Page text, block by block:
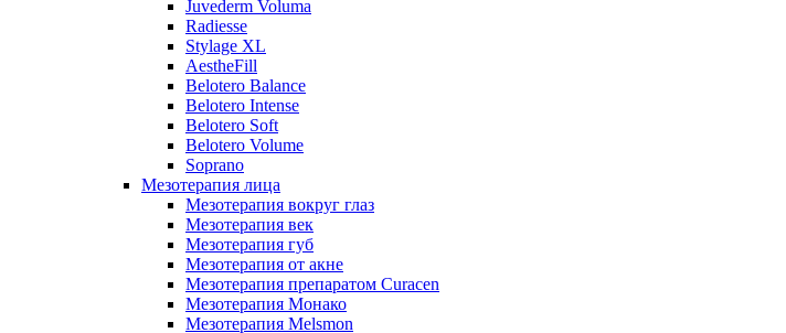
Juvederm Voluma
Radiesse
Stylage XL
AestheFill
Belotero Balance
Belotero Intense
Belotero Soft
Belotero Volume
Soprano
Мезотерапия лица
Мезотерапия вокруг глаз
Мезотерапия век
Мезотерапия губ
Мезотерапия от акне
Мезотерапия препаратом Curacen
Мезотерапия Монако
Мезотерапия Melsmon